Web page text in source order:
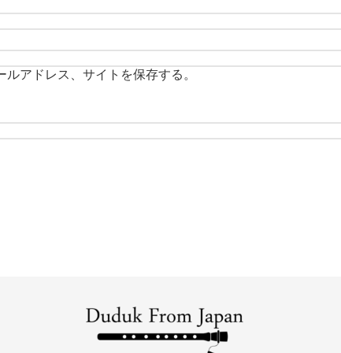
アドレス、サイトを保存する。